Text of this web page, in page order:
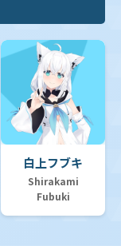
白上フブキ
Shirakami
Fubuki